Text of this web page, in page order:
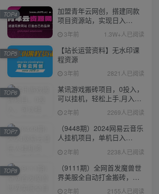
加盟青年云网创，搭建同款
项目资源站，实现日入
2000+
3年前 1.3W+人已阅读
TOP4
【站长运营资料】无水印课
程资源
3年前 2821人已阅读
TOP5
某讯游戏搬砖项目，0投入，
可以挂机，轻松上手,月入
3000+上不封顶
2年前 2269人已阅读
TOP6
（9448期）2024网易云音乐
人挂机项目，单机日入
150+，无脑月入5000+
2年前 2238人已阅读
TOP7
（9111期）全网首发魔兽世
界美服全自动打金搬砖，日
入1000+，简单好操作，保
2年前 2155人已阅读
TOP8